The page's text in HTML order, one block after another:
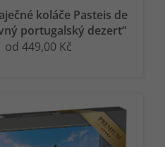
koláče Pasteis de
portugalský dezert“
od 449,00 Kč